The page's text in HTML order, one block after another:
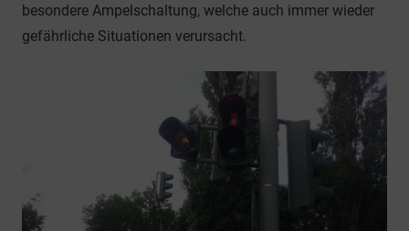
besondere Ampelschaltung, welche auch immer wieder
gefährliche Situationen verursacht.